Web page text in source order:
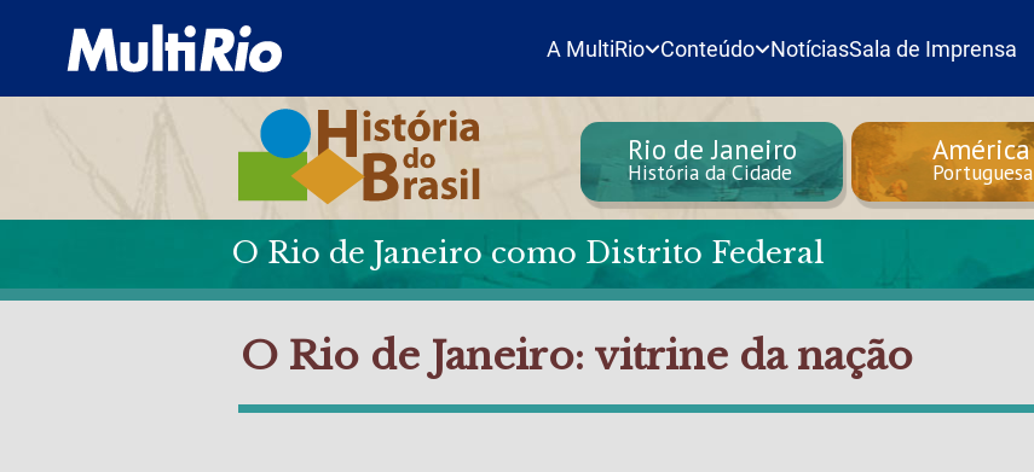
A MultiRio Conteúdo NotíciasSala de Imprensa
Rio de Janeiro
História da Cidade
América
Portuguesa
O Rio de Janeiro como Distrito Federal
O Rio de Janeiro: vitrine da nação